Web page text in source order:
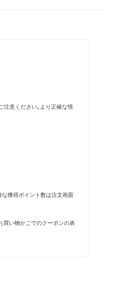
注意ください｡より正確な情
獲得ポイント数は注文画面
買い物かごでのクーポンの表